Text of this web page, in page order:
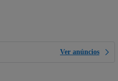
Ver anúncios